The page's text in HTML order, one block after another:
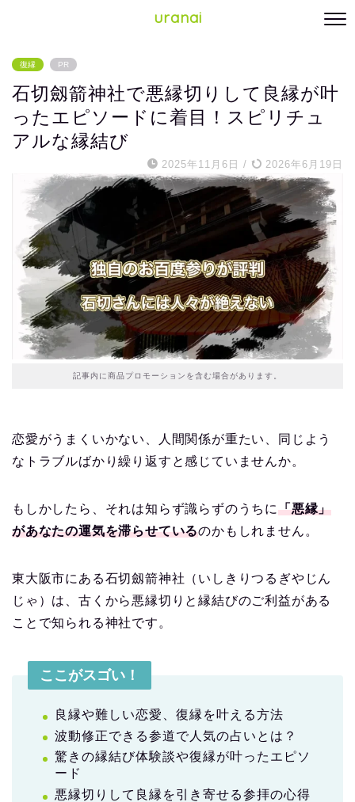
uranai
復縁 PR
石切劔箭神社で悪縁切りして良縁が叶
ったエピソードに着目！スピリチュ
アルな縁結び
2025年11月6日 / 2026年6月19日
記事内に商品プロモーションを含む場合があります。
恋愛がうまくいかない、人間関係が重たい、同じよう
なトラブルばかり繰り返すと感じていませんか。
もしかしたら、それは知らず識らずのうちに「悪縁」
があなたの運気を滞らせているのかもしれません。
東大阪市にある石切劔箭神社（いしきりつるぎやじん
じゃ）は、古くから悪縁切りと縁結びのご利益がある
ことで知られる神社です。
ここがスゴい！
良縁や難しい恋愛、復縁を叶える方法
波動修正できる参道で人気の占いとは？
驚きの縁結び体験談や復縁が叶ったエピソ
ード
悪縁切りして良縁を引き寄せる参拝の心得